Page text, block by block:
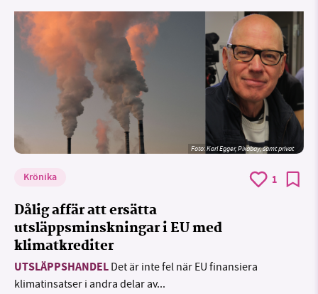
Foto:Karl Egger, Pixabay, samt privat
Krönika 1
Dålig affär att ersätta
utsläppsminskningar i EU med
klimatkrediter
UTSLÄPPSHANDEL Det är inte fel när EU finansiera
klimatinsatser i andra delar av...